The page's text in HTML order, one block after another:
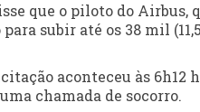
que o piloto do Airbus,
subir até os 38 mil
aconteceu às 6h12
chamada de socorro.